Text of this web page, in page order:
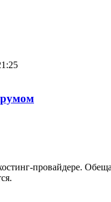
провайдере.